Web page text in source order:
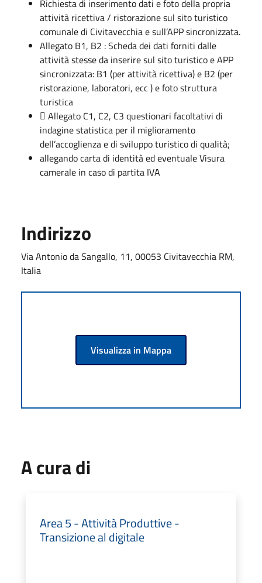
Richiesta di inserimento dati e foto della propria
attività ricettiva / ristorazione sul sito turistico
comunale di Civitavecchia e sull’APP sincronizzata.
Allegato B1, B2 : Scheda dei dati forniti dalle
attività stesse da inserire sul sito turistico e APP
sincronizzata: B1 (per attività ricettiva) e B2 (per
ristorazione, laboratori, ecc ) e foto struttura
turistica
 Allegato C1, C2, C3 questionari facoltativi di
indagine statistica per il miglioramento
dell’accoglienza e di sviluppo turistico di qualità;
allegando carta di identità ed eventuale Visura
camerale in caso di partita IVA
Indirizzo
Via Antonio da Sangallo, 11, 00053 Civitavecchia RM,
Italia
Visualizza in Mappa
A cura di
Area 5 - Attività Produttive -
Transizione al digitale